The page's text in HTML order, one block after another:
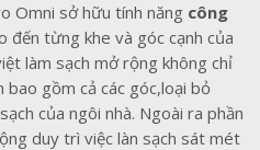
Omni sở hữu tính năng công
đến từng khe và góc cạnh của
làm sạch mở rộng không chỉ
bao gồm cả các góc,loại bỏ
của ngôi nhà. Ngoài ra phần
duy trì việc làn sạch sát mét